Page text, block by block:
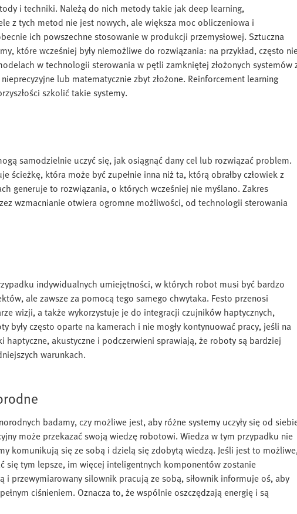
i techniki. Należą do nich metody takie jak deep learning,
z tych metod nie jest nowych, ale większa moc obliczeniowa i
ich powszechne stosowanie w produkcji przemysłowej. Sztuczna
które wcześniej były niemożliwe do rozwiązania: na przykład, często
w technologii sterowania w pętli zamkniętej złożonych systemów
lub matematycznie zbyt złożone. Reinforcement learning
szkolić takie systemy.
samodzielnie uczyć się, jak osiągnąć dany cel lub rozwiązać problem.
ścieżkę, która może być zupełnie inna niż ta, którą obrałby człowiek z
generuje to rozwiązania, o których wcześniej nie myślano. Zakres
wzmacnianie otwiera ogromne możliwości, od technologii sterowania
indywidualnych umiejętności, w których robot musi być bardzo
ale zawsze za pomocą tego samego chwytaka. Festo przenosi
wizji, a także wykorzystuje je do integracji czujników haptycznych,
były często oparte na kamerach i nie mogły kontynuować pracy, jeśli na
haptyczne, akustyczne i podczerwieni sprawiają, że roboty są bardziej
warunkach.
badamy, czy możliwe jest, aby różne systemy uczyły się od
może przekazać swoją wiedzę robotowi. Wiedza w tym przypadku nie
komunikują się ze sobą i dzielą się zdobytą wiedzą. Jeśli jest to
się tym lepsze, im więcej inteligentnych komponentów zostanie
i przewymiarowany silownik pracują ze sobą, siłownik informuje oś, aby
ciśnieniem. Oznacza to, że wspólnie oszczędzają energię i są